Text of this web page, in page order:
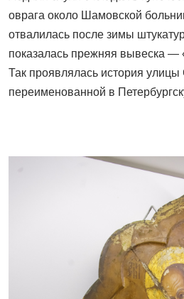
оврага около Шамовской
отвалилась после зимы
показалась прежняя вывеска —
Так проявлялась история
переименованной в